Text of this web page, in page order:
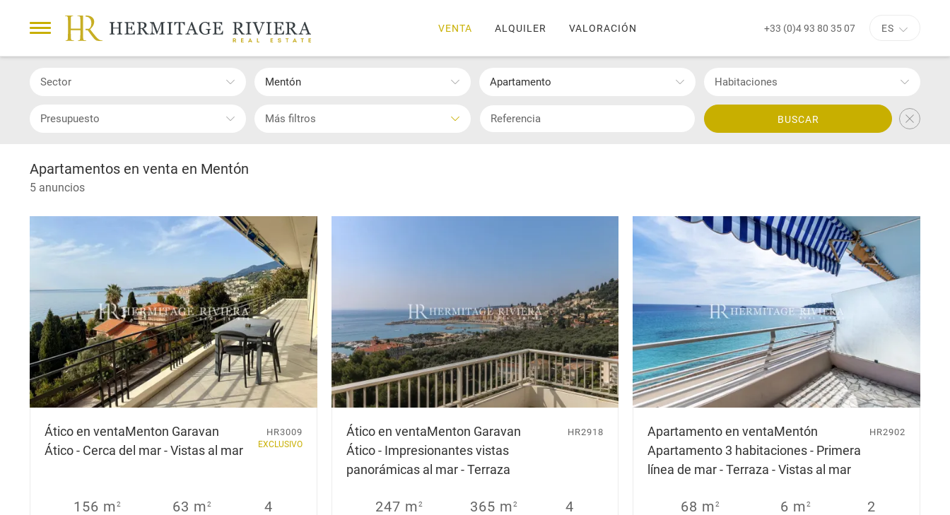
VENTA ALQUILER VALORACIÓN +33 (0)4 93 80 35 07 ES
Sector Mentón Apartamento Habitaciones
Presupuesto Más filtros BUSCAR
Apartamentos en venta en Mentón
5 anuncios
Ático en ventaMenton Garavan
Ático - Cerca del mar - Vistas al mar
HR3009
EXCLUSIVO
156 m2 63 m2 4
Ático en ventaMenton Garavan
Ático - Impresionantes vistas
panorámicas al mar - Terraza
HR2918
247 m2 365 m2 4
Apartamento en ventaMentón
Apartamento 3 habitaciones - Primera
línea de mar - Terraza - Vistas al mar
HR2902
68 m2 6 m2 2